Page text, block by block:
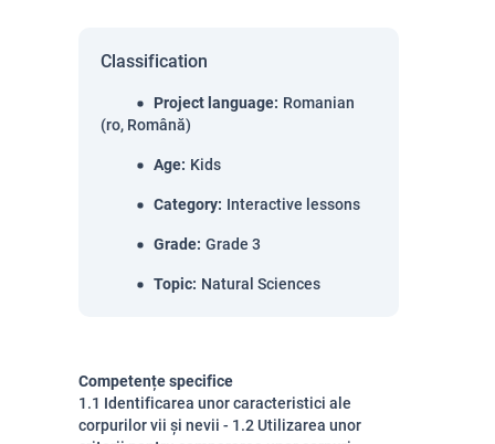
Classification
Project language: Romanian
(ro, Română)
Age: Kids
Category: Interactive lessons
Grade: Grade 3
Topic: Natural Sciences
Competențe specifice
1.1 Identificarea unor caracteristici ale
corpurilor vii și nevii - 1.2 Utilizarea unor